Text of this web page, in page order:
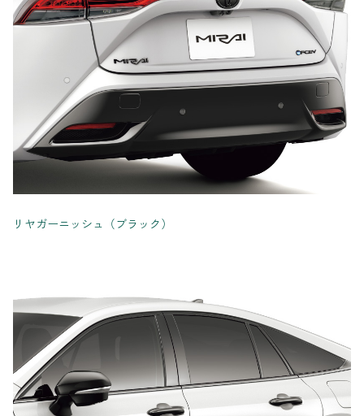
リヤガーニッシュ（ブラック）